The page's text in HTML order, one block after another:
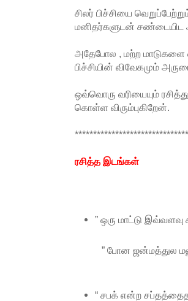
சிலர் பிச்சியை
மனிதர்களுடன் சண்டையிட
அதேபோல , மற்ற மாடுகளை
பிச்சியின் விவேகமும்
ஒவ்வொரு வரியையும்
கொள்ள விரும்புகிறேன்.
ரசித்த இடங்கள்
” ஒரு மாட்டு இவ்வளவு
” போன ஜன்மத்துல
“ சபக் என்ற